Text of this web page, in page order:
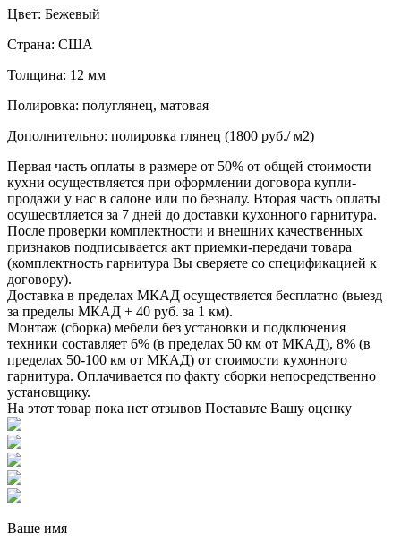
Цвет: Бежевый
Страна: США
Толщина: 12 мм
Полировка: полуглянец, матовая
Дополнительно: полировка глянец (1800 руб./ м2)
Первая часть оплаты в размере от 50% от общей стоимости
кухни осуществляется при оформлении договора купли-
продажи у нас в салоне или по безналу. Вторая часть оплаты
осущесвтляется за 7 дней до доставки кухонного гарнитура.
После проверки комплектности и внешних качественных
признаков подписывается акт приемки-передачи товара
(комплектность гарнитура Вы сверяете со спецификацией к
договору).
Доставка в пределах МКАД осуществяется бесплатно (выезд
за пределы МКАД + 40 руб. за 1 км).
Монтаж (сборка) мебели без установки и подключения
техники составляет 6% (в пределах 50 км от МКАД), 8% (в
пределах 50-100 км от МКАД) от стоимости кухонного
гарнитура. Оплачивается по факту сборки непосредственно
установщику.
На этот товар пока нет отзывов Поставьте Вашу оценку
Ваше имя